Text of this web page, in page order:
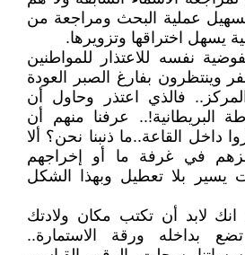
عملية البحث ومراجعة من
يسهل اختراقها وتزويرها.
نفسه للاعتذار للمواطنين
وينتظرون بفارغ الصبر العودة
فالذي اعتذر وحاول أن
البريطانية!.. عرفنا منهم أن
داخل القاعة..ما ذنبنا نحن؟ ألا
في غرفة ما أو إخراجهم
بلا تعطيل وبهذا الشكل
انك لابد أن تكتب مكان ولادتك
بداخله ورقة الاستمارة..